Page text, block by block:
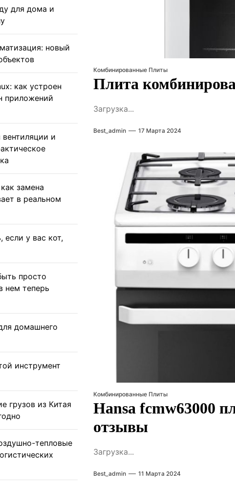
Комбинированные Плиты
Плита
Загрузка...
Best_admin 17 Марта 2024
Комбинированные Плиты
Hansa fcmw63000
отзывы
Загрузка...
Best_admin 11 Марта 2024
для дома и
новый
как устроен
приложений
и
замена
в реальном
если у вас кот,
просто
нем теперь
домашнего
инструмент
грузов из Китая
тепловые